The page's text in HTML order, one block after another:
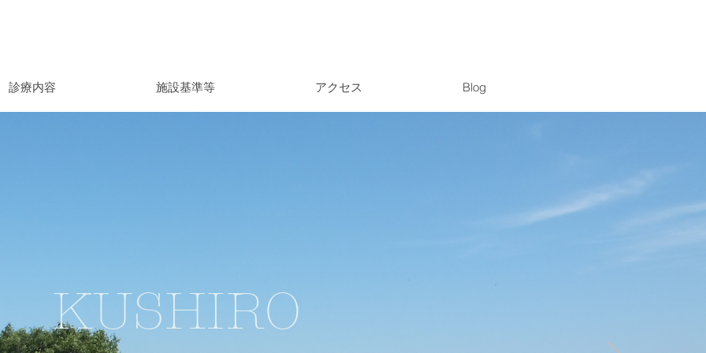
診療内容 施設基準等 アクセス Blog
KUSHIRO